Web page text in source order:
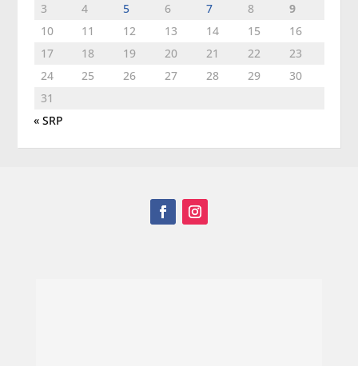
3
4 5 6 7 8
9
10
11 12 13 14 15
16
17
18 19 20 21 22
23
24
25 26 27 28 29
30
31
« SRP